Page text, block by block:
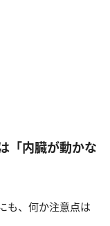
「内臓が動かな
も、何か注意点は